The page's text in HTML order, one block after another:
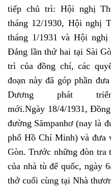
tiếp chủ trì: Hội nghị
tháng 12/1930, Hội nghị
tháng 1/1931 và Hội
Đảng lần thứ hai tại Sài
trì của đồng chí, các
đoạn này đã góp phần
Dương phát
mới.Ngày 18/4/1931,
đường Sămpanhơ (nay là
phố Hồ Chí Minh) và đưa
Gòn. Trước những đòn tra
của nhà tù đế quốc, ngày
thở cuối cùng tại Nhà